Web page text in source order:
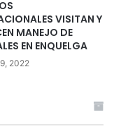
VISITAN Y
MANEJO DE
EN ENQUELGA
2022